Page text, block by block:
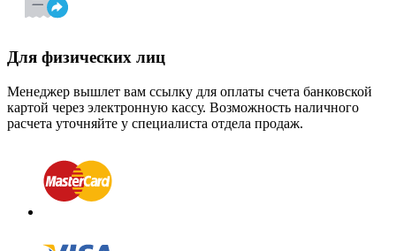
Для физических лиц
Менеджер вышлет вам ссылку для оплаты счета банковской
картой через электронную кассу. Возможность наличного
расчета уточняйте у специалиста отдела продаж.